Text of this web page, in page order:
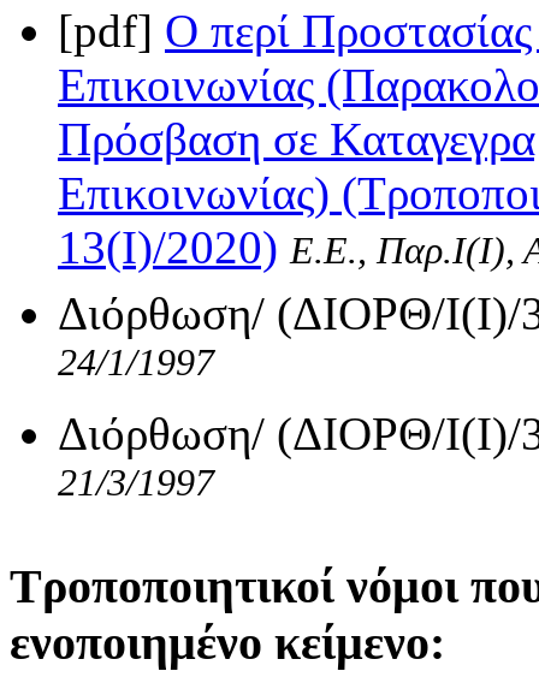
[pdf] Ο περί
Επικοινωνίας
Πρόσβαση σε
Επικοινωνίας)
13(I)/2020) Ε.Ε., Παρ.Ι(I),
Διόρθωση/ (ΔΙΟΡΘ/I(I)/
24/1/1997
Διόρθωση/ (ΔΙΟΡΘ/I(I)/
21/3/1997
Τροποποιητικοί νόμοι
ενοποιημένο κείμενο: